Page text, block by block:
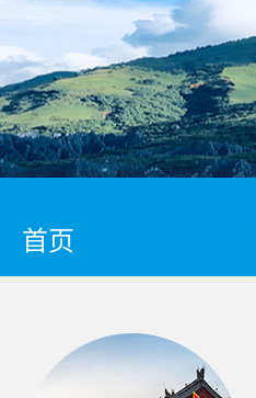
首页